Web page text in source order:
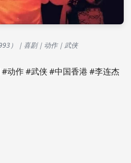
）｜喜剧｜动作｜武侠
动作 #武侠 #中国香港 #李连杰